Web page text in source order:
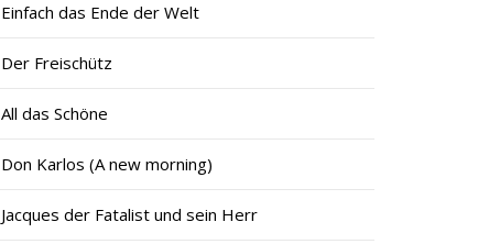
Einfach das Ende der Welt
Der Freischütz
All das Schöne
Don Karlos (A new morning)
Jacques der Fatalist und sein Herr